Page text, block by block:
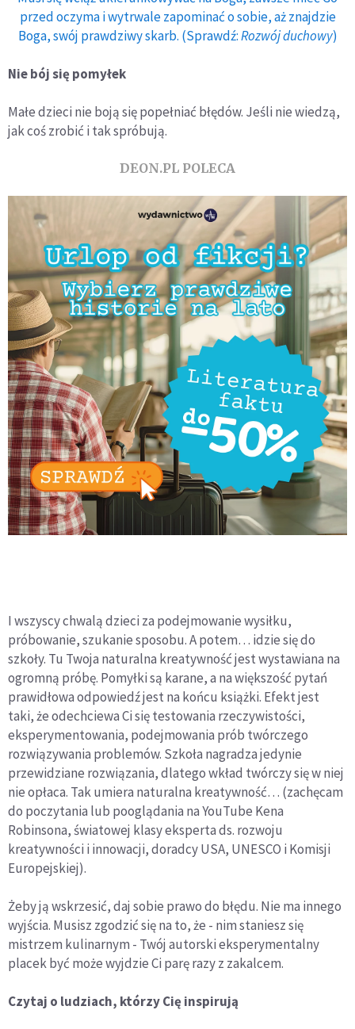
przed oczyma i wytrwale zapominać o sobie, aż znajdzie
Boga, swój prawdziwy skarb. (Sprawdź:Rozwój duchowy)
Nie bój się pomyłek
Małe dzieci nie boją się popełniać błędów. Jeśli nie wiedzą,
jak coś zrobić i tak spróbują.
DEON.PL POLECA
I wszyscy chwalą dzieci za podejmowanie wysiłku,
próbowanie, szukanie sposobu. A potem… idzie się do
szkoły. Tu Twoja naturalna kreatywność jest wystawiana na
ogromną próbę. Pomyłki są karane, a na większość pytań
prawidłowa odpowiedź jest na końcu książki. Efekt jest
taki, że odechciewa Ci się testowania rzeczywistości,
eksperymentowania, podejmowania prób twórczego
rozwiązywania problemów. Szkoła nagradza jedynie
przewidziane rozwiązania, dlatego wkład twórczy się w niej
nie opłaca. Tak umiera naturalna kreatywność… (zachęcam
do poczytania lub pooglądania na YouTube Kena
Robinsona, światowej klasy eksperta ds. rozwoju
kreatywności i innowacji, doradcy USA, UNESCO i Komisji
Europejskiej).
Żeby ją wskrzesić, daj sobie prawo do błędu. Nie ma innego
wyjścia. Musisz zgodzić się na to, że - nim staniesz się
mistrzem kulinarnym - Twój autorski eksperymentalny
placek być może wyjdzie Ci parę razy z zakalcem.
Czytaj o ludziach, którzy Cię inspirują